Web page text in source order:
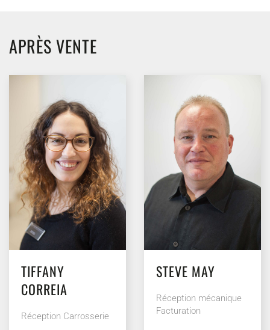
APRÈS VENTE
TIFFANY
CORREIA
Réception Carrosserie
STEVE MAY
Réception mécanique
Facturation